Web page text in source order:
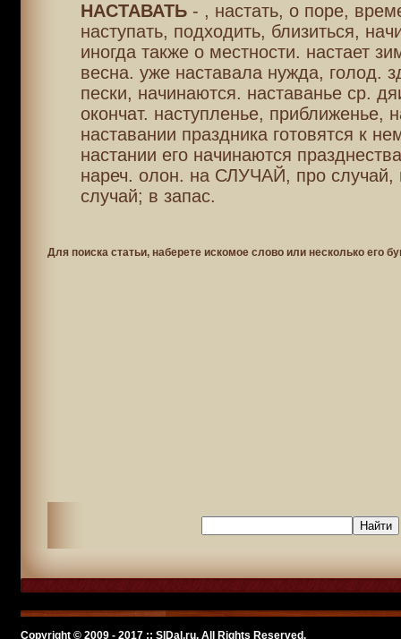
НАСТАВАТЬ- , настать, о поре,
наступать, подходить, близиться,
иногда также о местности. настает
весна. уже наставала нужда, голод.
пески, начинаются. наставанье ср.
окончат. наступленье, приближенье,
наставании праздника готовятся к
настании его начинаются
нареч. олон. на СЛУЧАЙ, про случай,
случай; в запас.
Для поиска статьи, наберете искомое слово или несколько его
Copyright © 2009 - 2017 :: SlDal.ru, All Rights Reserved.